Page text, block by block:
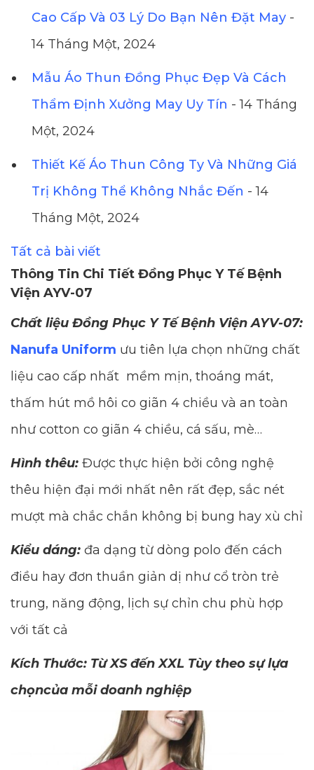
Cao Cấp Và 03 Lý Do Bạn Nên Đặt May -
14 Tháng Một, 2024
Mẫu Áo Thun Đồng Phục Đẹp Và Cách
Thẩm Định Xưởng May Uy Tín - 14 Tháng
Một, 2024
Thiết Kế Áo Thun Công Ty Và Những Giá
Trị Không Thể Không Nhắc Đến - 14
Tháng Một, 2024
Tất cả bài viết
Thông Tin Chi Tiết Đồng Phục Y Tế Bệnh
Viện AYV-07
Chất liệu Đồng Phục Y Tế Bệnh Viện AYV-07:
Nanufa Uniform ưu tiên lựa chọn những chất
liệu cao cấp nhất mềm mịn, thoáng mát,
thấm hút mồ hôi co giãn 4 chiều và an toàn
như cotton co giãn 4 chiều, cá sấu, mè…
Hình thêu: Được thực hiện bởi công nghệ
thêu hiện đại mới nhất nên rất đẹp, sắc nét
mượt mà chắc chắn không bị bung hay xù chỉ
Kiểu dáng: đa dạng từ dòng polo đến cách
điều hay đơn thuần giản dị như cổ tròn trẻ
trung, năng động, lịch sự chỉn chu phù hợp
với tất cả
Kích Thước: Từ XS đến XXL Tùy theo sự lựa
chọncủa mỗi doanh nghiệp